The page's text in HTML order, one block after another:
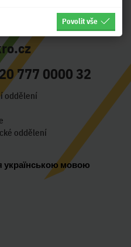
Pá 8:30-17:00
777 0000 32
oddělení
oddělení
українською мовою
Povolit vše